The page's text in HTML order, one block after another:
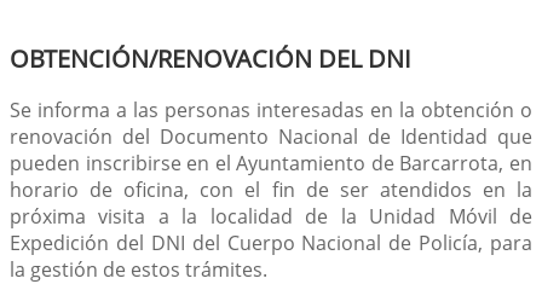
OBTENCIÓN/RENOVACIÓN DEL DNI
Se informa a las personas interesadas en la obtención o
renovación del Documento Nacional de Identidad que
pueden inscribirse en el Ayuntamiento de Barcarrota, en
horario de oficina, con el fin de ser atendidos en la
próxima visita a la localidad de la Unidad Móvil de
Expedición del DNI del Cuerpo Nacional de Policía, para
la gestión de estos trámites.